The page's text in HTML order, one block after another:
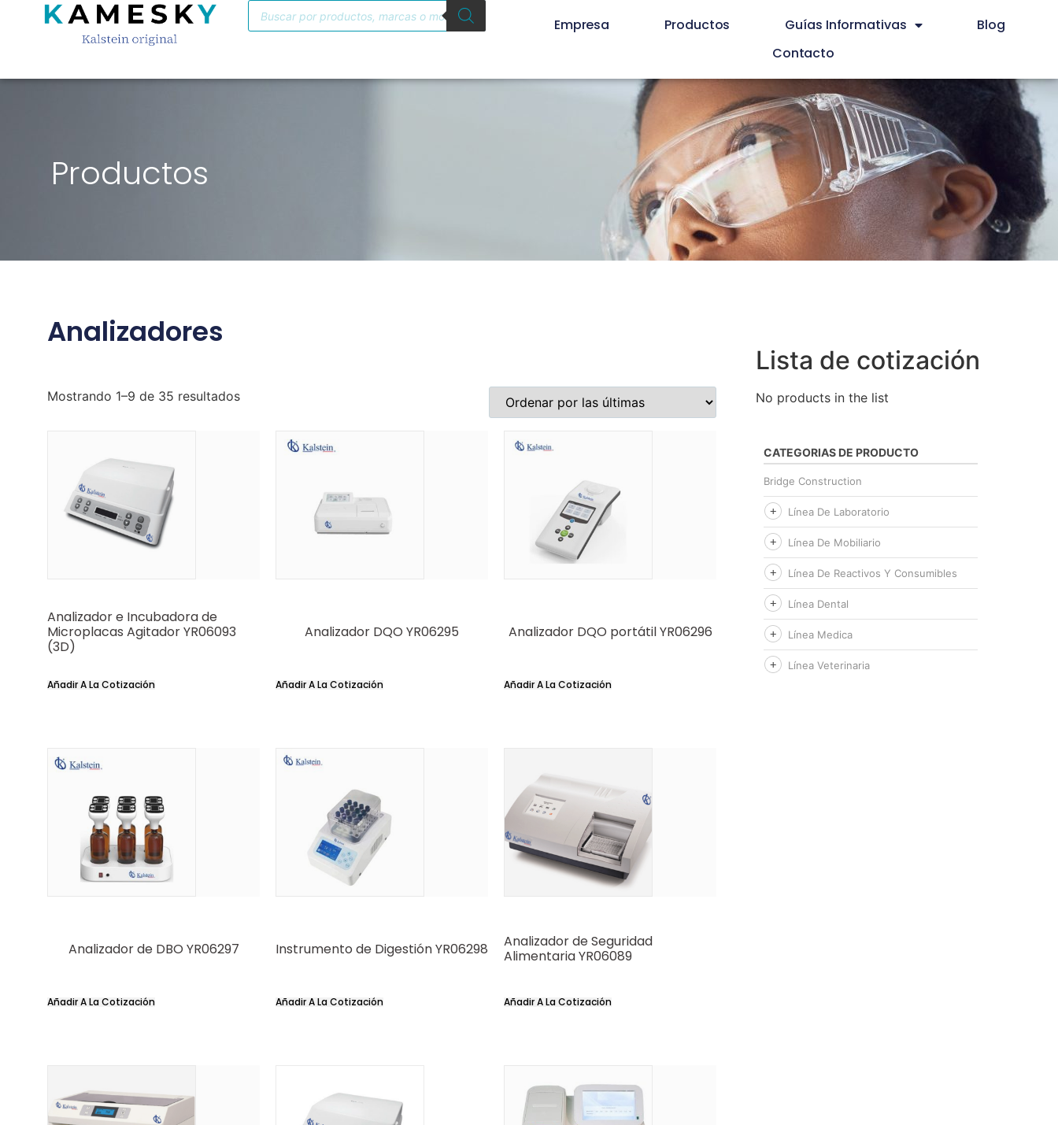
Empresa Productos Guías Informativas
Blog
Contacto
Productos
Analizadores
Mostrando 1–9 de 35 resultados
Analizador e Incubadora de
Microplacas Agitador YR06093
(3D)
Añadir A La Cotización
Analizador DQO YR06295
Añadir A La Cotización
Analizador DQO portátil YR06296
Añadir A La Cotización
Analizador de DBO YR06297
Añadir A La Cotización
Instrumento de Digestión YR06298
Añadir A La Cotización
Analizador de Seguridad
Alimentaria YR06089
Añadir A La Cotización
Lista de cotización
No products in the list
CATEGORIAS DE PRODUCTO
Bridge Construction
Línea De Laboratorio
Línea De Mobiliario
Línea De Reactivos Y Consumibles
Línea Dental
Línea Medica
Línea Veterinaria